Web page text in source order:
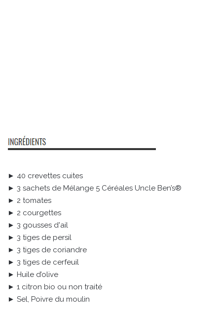
► 40 crevettes cuites
► 3 sachets de Mélange 5 Céréales Uncle Ben’s®
► 2 tomates
► 2 courgettes
► 3 gousses d'ail
► 3 tiges de persil
► 3 tiges de coriandre
► 3 tiges de cerfeuil
► Huile d’olive
► 1 citron bio ou non traité
► Sel, Poivre du moulin